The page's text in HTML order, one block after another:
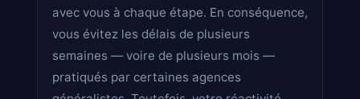
avec vous à chaque étape. En conséquence,
vous évitez les délais de plusieurs
semaines — voire de plusieurs mois —
pratiqués par certaines agences